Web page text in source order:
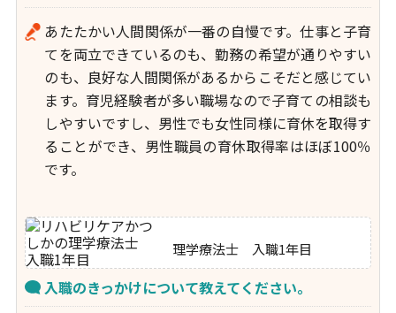
あたたかい人間関係が一番の自慢です。仕事と子育
てを両立できているのも、勤務の希望が通りやすい
のも、良好な人間関係があるからこそだと感じてい
ます。育児経験者が多い職場なので子育ての相談も
しやすいですし、男性でも女性同様に育休を取得す
ることができ、男性職員の育休取得率はほぼ100％
です。
理学療法士 入職1年目
入職のきっかけについて教えてください。